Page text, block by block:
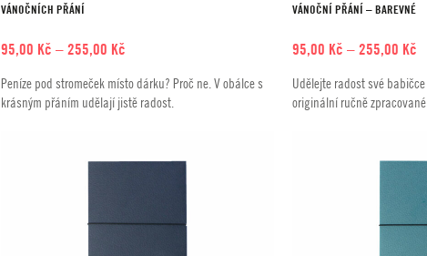
VÁNOČNÍCH PŘÁNÍ
95,00 Kč –255,00 Kč
95,00 Kč
až
Peníze pod stromeček místo dárku? Proč ne. V obálce s
krásným přáním udělají jistě radost.
VÁNOČNÍ PŘÁNÍ – BAREVNÉ
95,00 Kč –255,00 Kč
až
Udělejte radost své
originální ručně